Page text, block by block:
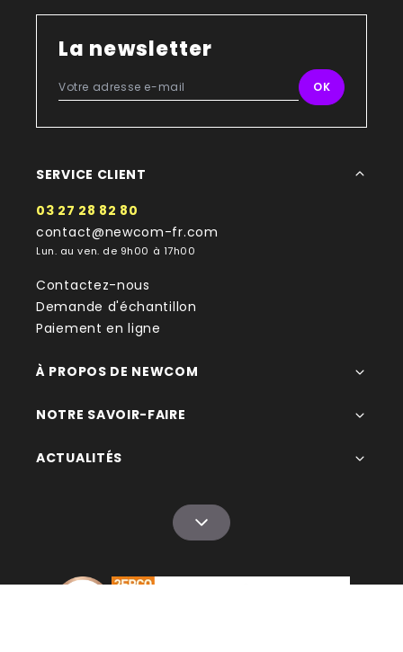
La newsletter
SERVICE CLIENT
03 27 28 82 80
contact@newcom-fr.com
Lun. au ven. de 9h00 à 17h00
Contactez-nous
Demande d'échantillon
Paiement en ligne
À PROPOS DE NEWCOM
NOTRE SAVOIR-FAIRE
ACTUALITÉS